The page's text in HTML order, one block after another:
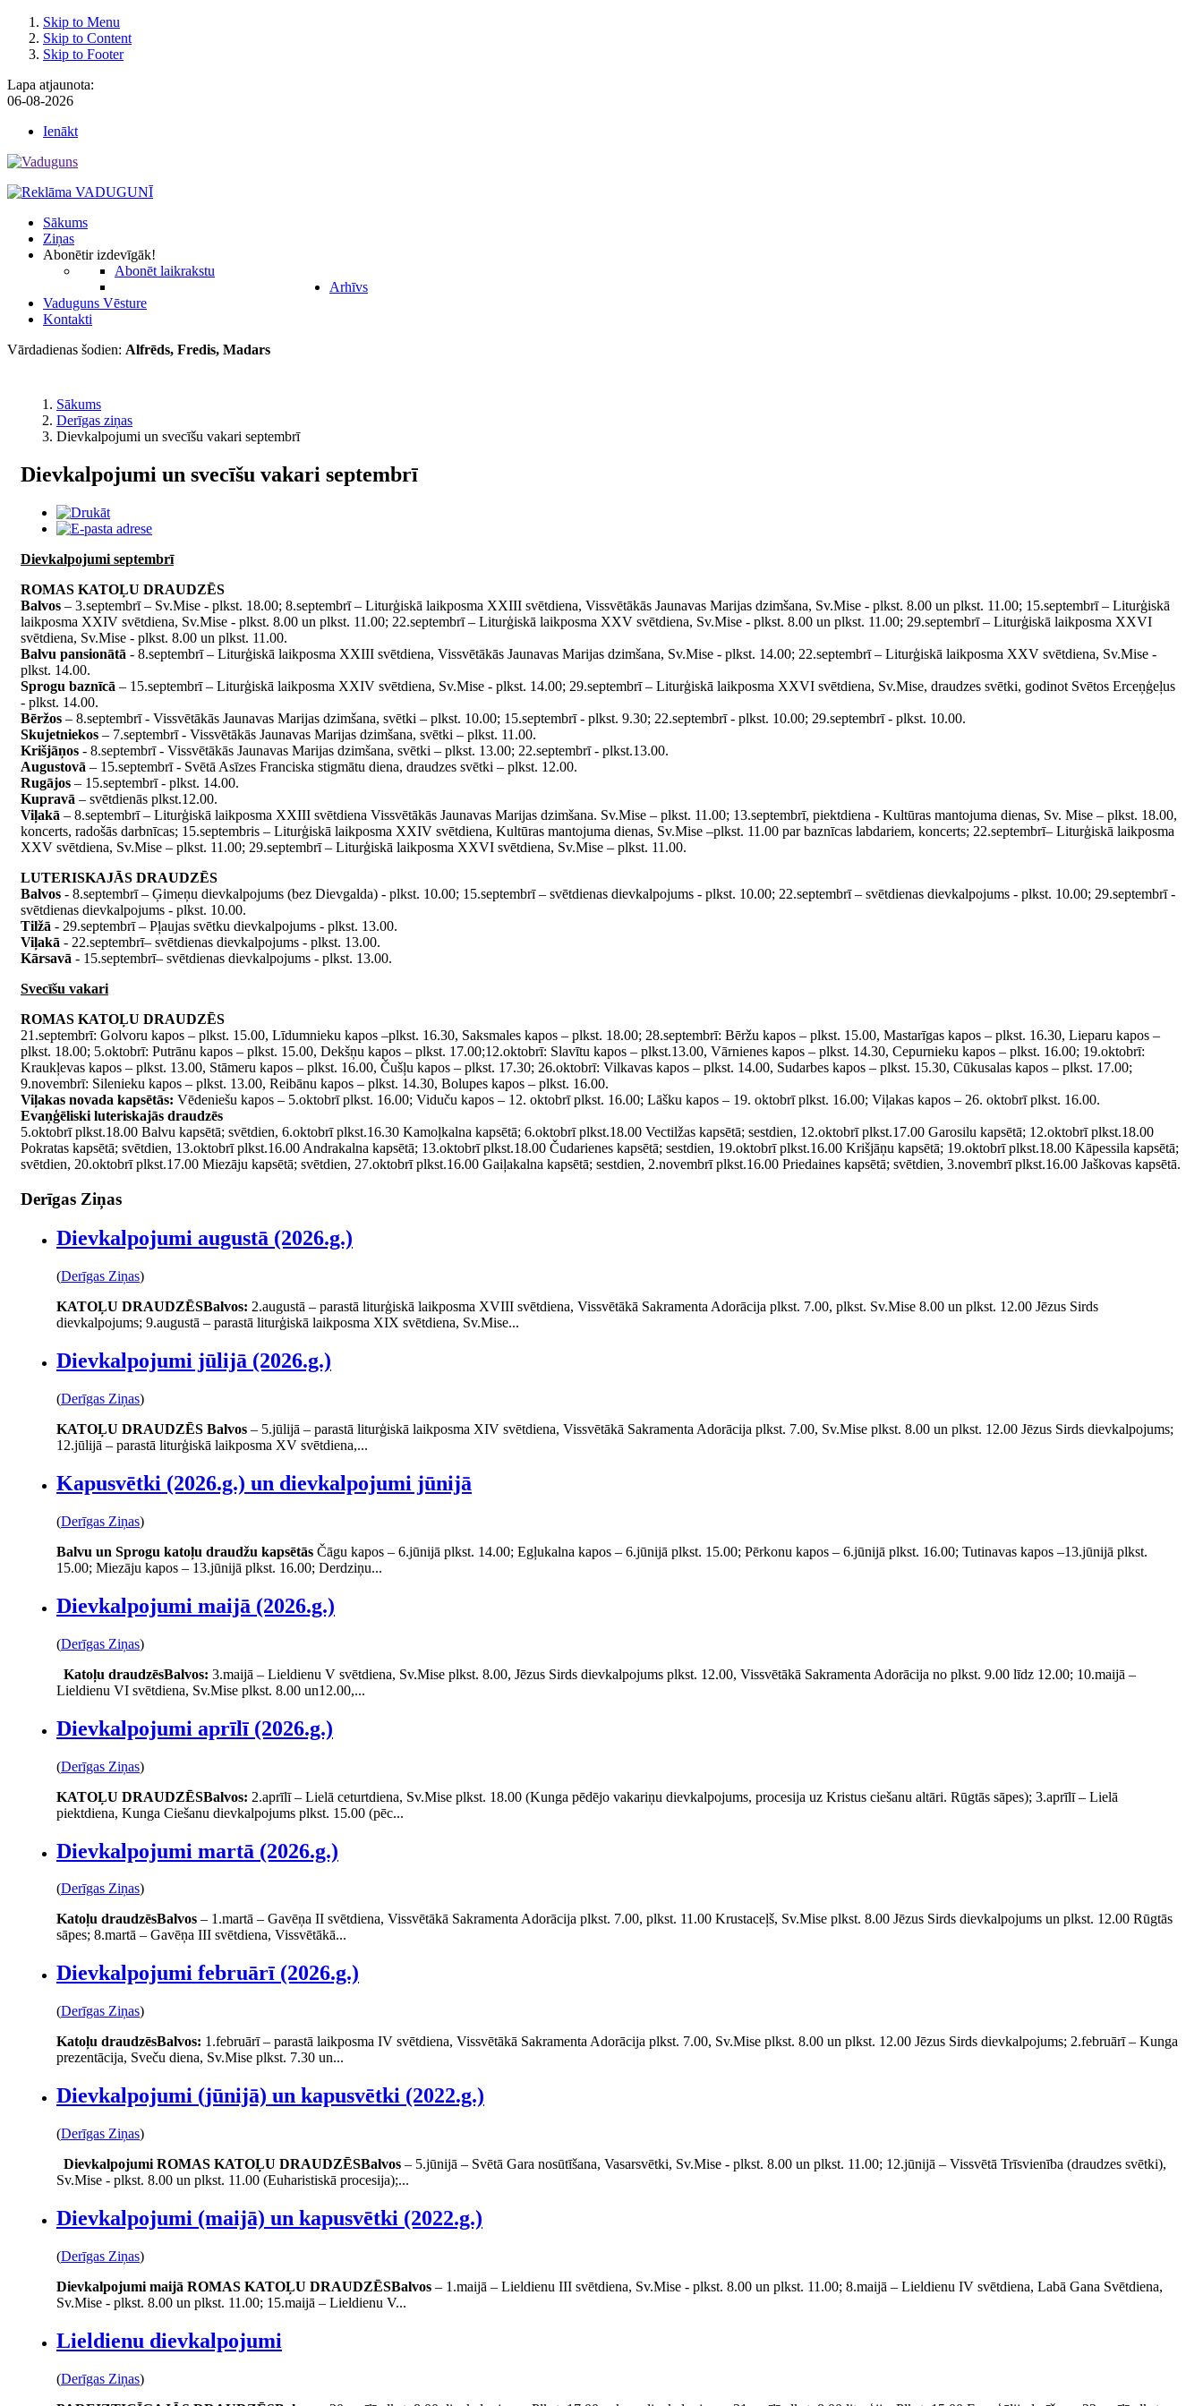
Skip to Menu
Skip to Content
Skip to Footer
Lapa atjaunota:
06-08-2026
Ienākt
Sākums
Ziņas
Abonētir izdevīgāk!
Abonēt laikrakstu
Arhīvs
Vaduguns Vēsture
Kontakti
Vārdadienas šodien: Alfrēds, Fredis, Madars
Sākums
Derīgas ziņas
Dievkalpojumi un svecīšu vakari septembrī
Dievkalpojumi un svecīšu vakari septembrī
Dievkalpojumi septembrī
ROMAS KATOĻU DRAUDZĒS
Balvos – 3.septembrī – Sv.Mise - plkst. 18.00; 8.septembrī – Liturģiskā laikposma XXIII svētdiena, Vissvētākās Jaunavas Marijas dzimšana, Sv.Mise - plkst. 8.00 un plkst. 11.00; 15.septembrī – Liturģiskā
laikposma XXIV svētdiena, Sv.Mise - plkst. 8.00 un plkst. 11.00; 22.septembrī – Liturģiskā laikposma XXV svētdiena, Sv.Mise - plkst. 8.00 un plkst. 11.00; 29.septembrī – Liturģiskā laikposma XXVI
svētdiena, Sv.Mise - plkst. 8.00 un plkst. 11.00.
Balvu pansionātā - 8.septembrī – Liturģiskā laikposma XXIII svētdiena, Vissvētākās Jaunavas Marijas dzimšana, Sv.Mise - plkst. 14.00; 22.septembrī – Liturģiskā laikposma XXV svētdiena, Sv.Mise -
plkst. 14.00.
Sprogu baznīcā – 15.septembrī – Liturģiskā laikposma XXIV svētdiena, Sv.Mise - plkst. 14.00; 29.septembrī – Liturģiskā laikposma XXVI svētdiena, Sv.Mise, draudzes svētki, godinot Svētos Erceņģeļus
- plkst. 14.00.
Bēržos – 8.septembrī - Vissvētākās Jaunavas Marijas dzimšana, svētki – plkst. 10.00; 15.septembrī - plkst. 9.30; 22.septembrī - plkst. 10.00; 29.septembrī - plkst. 10.00.
Skujetniekos – 7.septembrī - Vissvētākās Jaunavas Marijas dzimšana, svētki – plkst. 11.00.
Krišjāņos - 8.septembrī - Vissvētākās Jaunavas Marijas dzimšana, svētki – plkst. 13.00; 22.septembrī - plkst.13.00.
Augustovā – 15.septembrī - Svētā Asīzes Franciska stigmātu diena, draudzes svētki – plkst. 12.00.
Rugājos – 15.septembrī - plkst. 14.00.
Kupravā – svētdienās plkst.12.00.
Viļakā – 8.septembrī – Liturģiskā laikposma XXIII svētdiena Vissvētākās Jaunavas Marijas dzimšana. Sv.Mise – plkst. 11.00; 13.septembrī, piektdiena - Kultūras mantojuma dienas, Sv. Mise – plkst. 18.00,
koncerts, radošās darbnīcas; 15.septembris – Liturģiskā laikposma XXIV svētdiena, Kultūras mantojuma dienas, Sv.Mise –plkst. 11.00 par baznīcas labdariem, koncerts; 22.septembrī– Liturģiskā laikposma
XXV svētdiena, Sv.Mise – plkst. 11.00; 29.septembrī – Liturģiskā laikposma XXVI svētdiena, Sv.Mise – plkst. 11.00.
LUTERISKAJĀS DRAUDZĒS
Balvos - 8.septembrī – Ģimeņu dievkalpojums (bez Dievgalda) - plkst. 10.00; 15.septembrī – svētdienas dievkalpojums - plkst. 10.00; 22.septembrī – svētdienas dievkalpojums - plkst. 10.00; 29.septembrī -
svētdienas dievkalpojums - plkst. 10.00.
Tilžā - 29.septembrī – Pļaujas svētku dievkalpojums - plkst. 13.00.
Viļakā - 22.septembrī– svētdienas dievkalpojums - plkst. 13.00.
Kārsavā - 15.septembrī– svētdienas dievkalpojums - plkst. 13.00.
Svecīšu vakari
ROMAS KATOĻU DRAUDZĒS
21.septembrī: Golvoru kapos – plkst. 15.00, Līdumnieku kapos –plkst. 16.30, Saksmales kapos – plkst. 18.00; 28.septembrī: Bēržu kapos – plkst. 15.00, Mastarīgas kapos – plkst. 16.30, Lieparu kapos –
plkst. 18.00; 5.oktobrī: Putrānu kapos – plkst. 15.00, Dekšņu kapos – plkst. 17.00;12.oktobrī: Slavītu kapos – plkst.13.00, Vārnienes kapos – plkst. 14.30, Cepurnieku kapos – plkst. 16.00; 19.oktobrī:
Kraukļevas kapos – plkst. 13.00, Stāmeru kapos – plkst. 16.00, Čušļu kapos – plkst. 17.30; 26.oktobrī: Vilkavas kapos – plkst. 14.00, Sudarbes kapos – plkst. 15.30, Cūkusalas kapos – plkst. 17.00;
9.novembrī: Silenieku kapos – plkst. 13.00, Reibānu kapos – plkst. 14.30, Bolupes kapos – plkst. 16.00.
Viļakas novada kapsētās: Vēdeniešu kapos – 5.oktobrī plkst. 16.00; Viduču kapos – 12. oktobrī plkst. 16.00; Lāšku kapos – 19. oktobrī plkst. 16.00; Viļakas kapos – 26. oktobrī plkst. 16.00.
Evaņģēliski luteriskajās draudzēs
5.oktobrī plkst.18.00 Balvu kapsētā; svētdien, 6.oktobrī plkst.16.30 Kamoļkalna kapsētā; 6.oktobrī plkst.18.00 Vectilžas kapsētā; sestdien, 12.oktobrī plkst.17.00 Garosilu kapsētā; 12.oktobrī plkst.18.00
Pokratas kapsētā; svētdien, 13.oktobrī plkst.16.00 Andrakalna kapsētā; 13.oktobrī plkst.18.00 Čudarienes kapsētā; sestdien, 19.oktobrī plkst.16.00 Krišjāņu kapsētā; 19.oktobrī plkst.18.00 Kāpessila kapsētā;
svētdien, 20.oktobrī plkst.17.00 Miezāju kapsētā; svētdien, 27.oktobrī plkst.16.00 Gaiļakalna kapsētā; sestdien, 2.novembrī plkst.16.00 Priedaines kapsētā; svētdien, 3.novembrī plkst.16.00 Jaškovas kapsētā.
Derīgas Ziņas
Dievkalpojumi augustā (2026.g.)
(Derīgas Ziņas)
KATOĻU DRAUDZĒSBalvos: 2.augustā – parastā liturģiskā laikposma XVIII svētdiena, Vissvētākā Sakramenta Adorācija plkst. 7.00, plkst. Sv.Mise 8.00 un plkst. 12.00 Jēzus Sirds
dievkalpojums; 9.augustā – parastā liturģiskā laikposma XIX svētdiena, Sv.Mise...
Dievkalpojumi jūlijā (2026.g.)
(Derīgas Ziņas)
KATOĻU DRAUDZĒS Balvos – 5.jūlijā – parastā liturģiskā laikposma XIV svētdiena, Vissvētākā Sakramenta Adorācija plkst. 7.00, Sv.Mise plkst. 8.00 un plkst. 12.00 Jēzus Sirds dievkalpojums;
12.jūlijā – parastā liturģiskā laikposma XV svētdiena,...
Kapusvētki (2026.g.) un dievkalpojumi jūnijā
(Derīgas Ziņas)
Balvu un Sprogu katoļu draudžu kapsētās Čāgu kapos – 6.jūnijā plkst. 14.00; Egļukalna kapos – 6.jūnijā plkst. 15.00; Pērkonu kapos – 6.jūnijā plkst. 16.00; Tutinavas kapos –13.jūnijā plkst.
15.00; Miezāju kapos – 13.jūnijā plkst. 16.00; Derdziņu...
Dievkalpojumi maijā (2026.g.)
(Derīgas Ziņas)
Katoļu draudzēsBalvos: 3.maijā – Lieldienu V svētdiena, Sv.Mise plkst. 8.00, Jēzus Sirds dievkalpojums plkst. 12.00, Vissvētākā Sakramenta Adorācija no plkst. 9.00 līdz 12.00; 10.maijā –
Lieldienu VI svētdiena, Sv.Mise plkst. 8.00 un12.00,...
Dievkalpojumi aprīlī (2026.g.)
(Derīgas Ziņas)
KATOĻU DRAUDZĒSBalvos: 2.aprīlī – Lielā ceturtdiena, Sv.Mise plkst. 18.00 (Kunga pēdējo vakariņu dievkalpojums, procesija uz Kristus ciešanu altāri. Rūgtās sāpes); 3.aprīlī – Lielā
piektdiena, Kunga Ciešanu dievkalpojums plkst. 15.00 (pēc...
Dievkalpojumi martā (2026.g.)
(Derīgas Ziņas)
Katoļu draudzēsBalvos – 1.martā – Gavēņa II svētdiena, Vissvētākā Sakramenta Adorācija plkst. 7.00, plkst. 11.00 Krustaceļš, Sv.Mise plkst. 8.00 Jēzus Sirds dievkalpojums un plkst. 12.00 Rūgtās
sāpes; 8.martā – Gavēņa III svētdiena, Vissvētākā...
Dievkalpojumi februārī (2026.g.)
(Derīgas Ziņas)
Katoļu draudzēsBalvos: 1.februārī – parastā laikposma IV svētdiena, Vissvētākā Sakramenta Adorācija plkst. 7.00, Sv.Mise plkst. 8.00 un plkst. 12.00 Jēzus Sirds dievkalpojums; 2.februārī – Kunga
prezentācija, Sveču diena, Sv.Mise plkst. 7.30 un...
Dievkalpojumi (jūnijā) un kapusvētki (2022.g.)
(Derīgas Ziņas)
Dievkalpojumi ROMAS KATOĻU DRAUDZĒSBalvos – 5.jūnijā – Svētā Gara nosūtīšana, Vasarsvētki, Sv.Mise - plkst. 8.00 un plkst. 11.00; 12.jūnijā – Vissvētā Trīsvienība (draudzes svētki),
Sv.Mise - plkst. 8.00 un plkst. 11.00 (Euharistiskā procesija);...
Dievkalpojumi (maijā) un kapusvētki (2022.g.)
(Derīgas Ziņas)
Dievkalpojumi maijā ROMAS KATOĻU DRAUDZĒSBalvos – 1.maijā – Lieldienu III svētdiena, Sv.Mise - plkst. 8.00 un plkst. 11.00; 8.maijā – Lieldienu IV svētdiena, Labā Gana Svētdiena,
Sv.Mise - plkst. 8.00 un plkst. 11.00; 15.maijā – Lieldienu V...
Lieldienu dievkalpojumi
(Derīgas Ziņas)